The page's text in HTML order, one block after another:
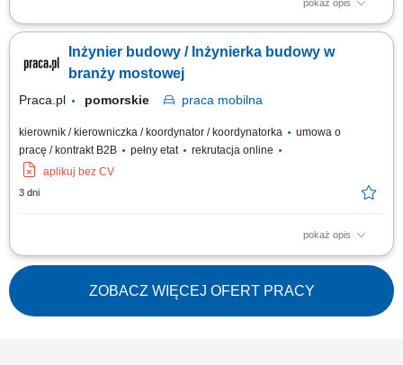
pokaż opis
współpraca z kierownikiem budowy lub kierownikiem robót przy realizacji
kontraktowych; prowadzenie korespondencji związanej z projektami;
opracowywanie i zgłaszanie wniosków materiałowych; archiwizacja
Inżynier budowy / Inżynierka budowy w
branży mostowej
Praca.pl pomorskie praca mobilna
kierownik / kierowniczka / koordynator / koordynatorka
umowa o
pracę / kontrakt B2B
pełny etat
rekrutacja online
aplikuj bez CV
3 dni
pokaż opis
Opis stanowiska Ścisłe wsparcie kadry zarządzającej na obiekcie w
bieżącym prowadzeniu i rozliczaniu realizowanej inwestycji;
Kompletowanie, weryfikacja oraz bieżące archiwizowanie dokumentacji
technicznej, materiałowej i odbiorowej; Sporządzanie wniosków
materiałowych oraz nadzór nad...
ZOBACZ WIĘCEJ OFERT PRACY